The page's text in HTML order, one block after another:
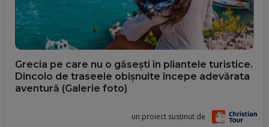
Grecia pe care nu o găsești în pliantele turistice.
Dincolo de traseele obișnuite începe adevărata
aventură (Galerie foto)
un proiect susținut de